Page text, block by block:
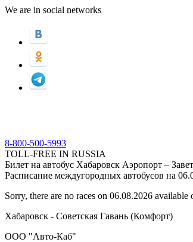
We are in social networks
8-800-500-5993
TOLL-FREE IN RUSSIA
Билет на автобус Хабаровск Аэропорт –
Расписание междугородных автобусов на
Sorry, there are no races on 06.08.2026 available
Хабаровск - Советская Гавань (Комфорт)
ООО "Авто-Каб"